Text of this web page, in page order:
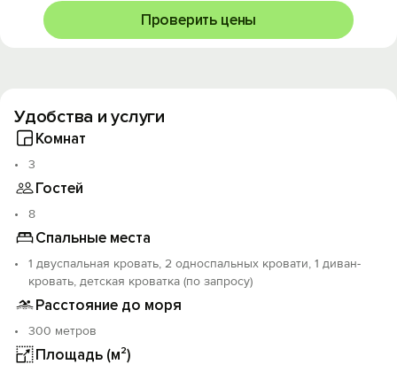
Проверить цены
Удобства и услуги
Комнат
3
Гостей
8
Спальные места
1 двуспальная кровать, 2 односпальных кровати, 1 диван-
кровать, детская кроватка (по запросу)
Расстояние до моря
300 метров
Площадь (м²)